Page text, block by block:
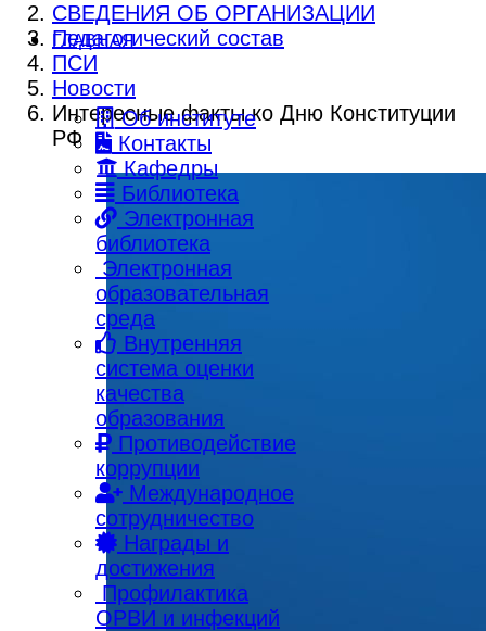
ГЛАВНАЯ
Об институте
Контакты
Кафедры
Библиотека
Электронная
библиотека
Электронная
образовательная
среда
Внутренняя
система оценки
качества
образования
Противодействие
коррупции
Международное
сотрудничество
Награды и
достижения
Профилактика
ОРВИ и инфекций
СВЕДЕНИЯ ОБ ОРГАНИЗАЦИИ
Педагогический состав
ПСИ
Новости
Интересные факты ко Дню Конституции
РФ